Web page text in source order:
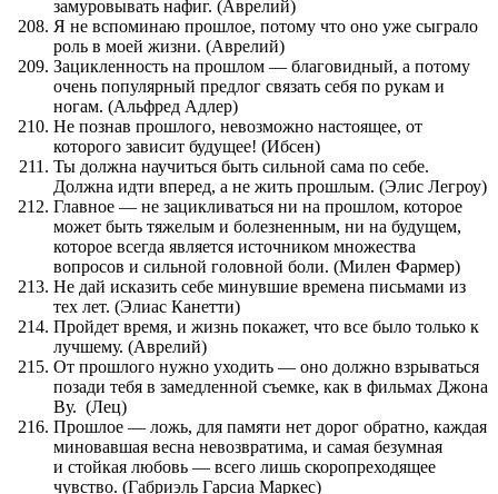
замуровывать нафиг. (Аврелий)
Я не вспоминаю прошлое, потому что оно уже сыграло
роль в моей жизни. (Аврелий)
Зацикленность на прошлом — благовидный, а потому
очень популярный предлог связать себя по рукам и
ногам. (Альфред Адлер)
Не познав прошлого, невозможно настоящее, от
которого зависит будущее! (Ибсен)
Ты должна научиться быть сильной сама по себе.
Должна идти вперед, а не жить прошлым. (Элис Легроу)
Главное — не зацикливаться ни на прошлом, которое
может быть тяжелым и болезненным, ни на будущем,
которое всегда является источником множества
вопросов и сильной головной боли. (Милен Фармер)
Не дай исказить себе минувшие времена письмами из
тех лет. (Элиас Канетти)
Пройдет время, и жизнь покажет, что все было только к
лучшему. (Аврелий)
От прошлого нужно уходить — оно должно взрываться
позади тебя в замедленной съемке, как в фильмах Джона
Ву. (Лец)
Прошлое — ложь, для памяти нет дорог обратно, каждая
миновавшая весна невозвратима, и самая безумная
и стойкая любовь — всего лишь скоропреходящее
чувство. (Габриэль Гарсиа Маркес)